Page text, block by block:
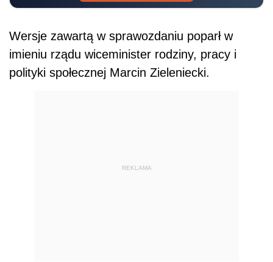
Wersje zawartą w sprawozdaniu poparł w
imieniu rządu wiceminister rodziny, pracy i
polityki społecznej Marcin Zieleniecki.
REKLAMA